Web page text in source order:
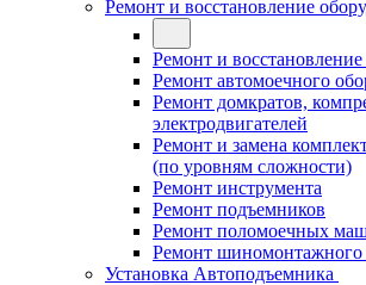
Ремонт и восстановление
Ремонт и
Ремонт автомоечного
Ремонт домкратов,
электродвигателей
Ремонт и замена
(по уровням сложности)
Ремонт инструмента
Ремонт подъемников
Ремонт поломоечных
Ремонт шиномонтажного
Установка Автоподъемника